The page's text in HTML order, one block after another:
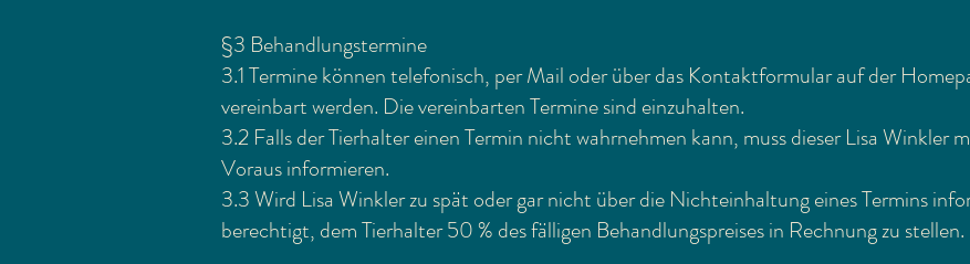
§3 Behandlungstermine
3.1 Termine können telefonisch, per Mail oder über das Kontaktformular auf der
vereinbart werden. Die vereinbarten Termine sind einzuhalten.
3.2 Falls der Tierhalter einen Termin nicht wahrnehmen kann, muss dieser Lisa Winkler
Voraus informieren.
3.3 Wird Lisa Winkler zu spät oder gar nicht über die Nichteinhaltung eines Termins
berechtigt, dem Tierhalter 50 % des fälligen Behandlungspreises in Rechnung zu stellen.